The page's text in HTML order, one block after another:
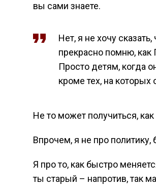
вы сами знаете.
Нет, я не хочу
прекрасно помню,
Просто детям, когда
кроме тех, на которых
Не то может получиться,
Впрочем, я не про политику,
Я про то, как быстро
ты старый – напротив, так